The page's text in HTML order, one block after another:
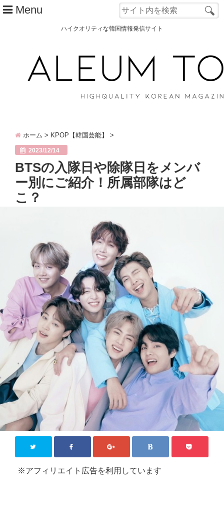
Menu
ALEUM TOWNとは？
韓国旅行
韓国 美容
オルチャン
新大久保
お問い合わせ
Close
ハイクオリティな韓国情報発信サイト
ホーム > KPOP【韓国芸能】 >
2023/12/14
BTSの入隊日や除隊日をメンバ
ー別にご紹介！所属部隊はど
こ？
※アフィリエイト広告を利用しています